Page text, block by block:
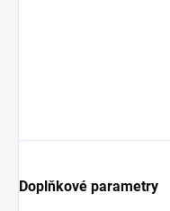
Doplňkové parametry